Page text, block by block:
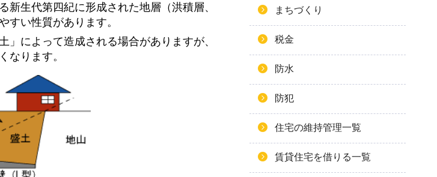
生代第四紀に形成された地層（洪積層、
すい性質があります。
によって造成される場合がありますが、
なります。
まちづくり
税金
防水
防犯
住宅の維持管理一覧
賃貸住宅を借りる一覧